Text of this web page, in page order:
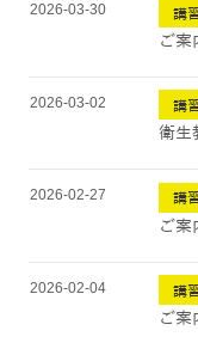
2026-03-30 講
ご案
2026-03-02 講
衛生
2026-02-27 講
ご案
2026-02-04 講
ご案